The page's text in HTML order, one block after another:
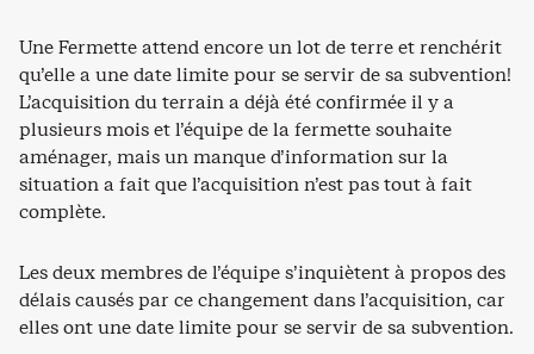
Une Fermette attend encore un lot de terre et renchérit
qu’elle a une date limite pour se servir de sa subvention!
L’acquisition du terrain a déjà été confirmée il y a
plusieurs mois et l’équipe de la fermette souhaite
aménager, mais un manque d’information sur la
situation a fait que l’acquisition n’est pas tout à fait
complète.
Les deux membres de l’équipe s’inquiètent à propos des
délais causés par ce changement dans l’acquisition, car
elles ont une date limite pour se servir de sa subvention.